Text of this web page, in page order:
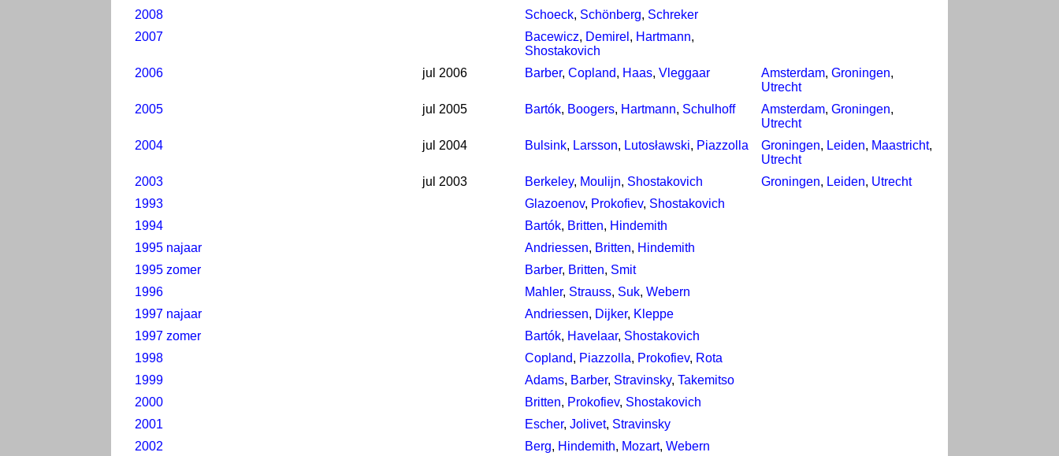
2008 Schoeck, Schönberg, Schreker
2007
Bacewicz, Demirel , Hartmann,
Shostakovich
2006
jul 2006 Barber, Copland, Haas, Vleggaar Amsterdam, Groningen,
Utrecht
2005
jul 2005 Bartók, Boogers, Hartmann, Schulhoff Amsterdam, Groningen,
Utrecht
2004
jul 2004 Bulsink, Larsson, Lutosławski, Piazzolla Groningen, Leiden, Maastricht,
Utrecht
2003
jul 2003 Berkeley, Moulijn, Shostakovich Groningen, Leiden, Utrecht
1993
Glazoenov, Prokofiev, Shostakovich
1994
Bartók, Britten, Hindemith
1995 najaar
Andriessen, Britten, Hindemith
1995 zomer
Barber, Britten, Smit
1996
Mahler, Strauss, Suk, Webern
1997 najaar
Andriessen, Dijker, Kleppe
1997 zomer
Bartók, Havelaar, Shostakovich
1998
Copland, Piazzolla, Prokofiev, Rota
1999
Adams, Barber, Stravinsky, Takemitso
2000
Britten, Prokofiev, Shostakovich
2001
Escher, Jolivet, Stravinsky
2002
Berg, Hindemith, Mozart, Webern